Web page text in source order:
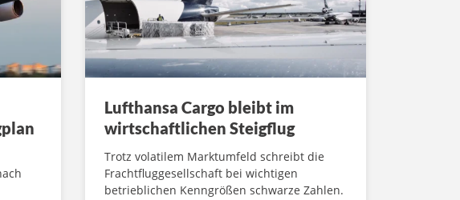
Lufthansa Cargo bleibt im
wirtschaftlichen Steigflug
Trotz volatilem Marktumfeld schreibt die
Frachtfluggesellschaft bei wichtigen
betrieblichen Kenngrößen schwarze Zahlen.